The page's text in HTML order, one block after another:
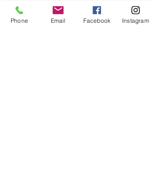
Tel: +49/2236/5097383 (erreichbar von 8
Phone Email Facebook Instagram